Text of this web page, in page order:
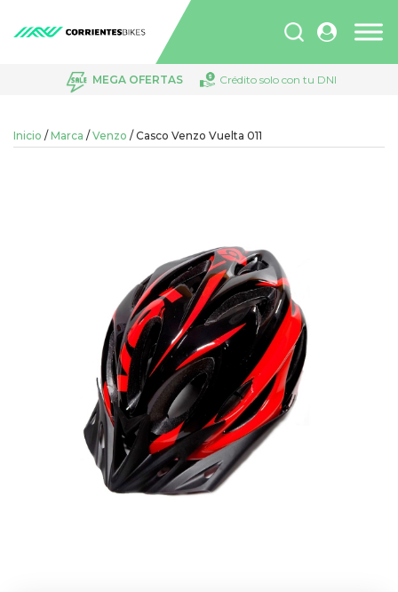
Búsqueda
de
MEGA OFERTAS Crédito solo con tu DNI
Inicio / Marca / Venzo / Casco Venzo Vuelta 011